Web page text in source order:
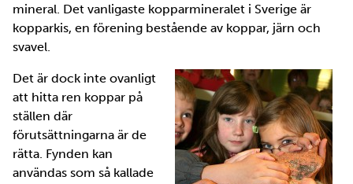
mineral. Det vanligaste kopparmineralet i Sverige är
kopparkis, en förening bestående av koppar, järn och
svavel.
Det är dock inte ovanligt
att hitta ren koppar på
ställen där
förutsättningarna är de
rätta. Fynden kan
användas som så kallade